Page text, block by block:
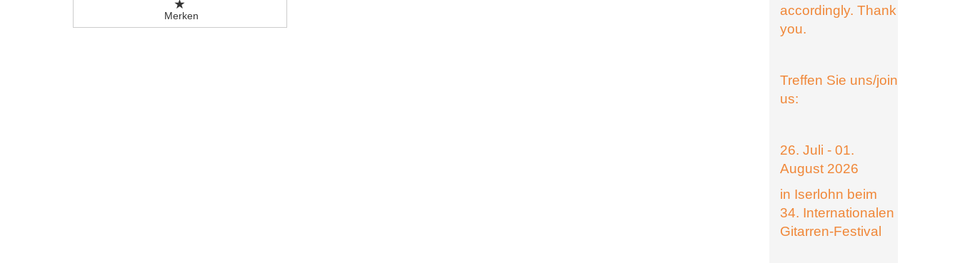
Merken
accordingly. Thank
you.
Treffen Sie uns/join
us:
26. Juli - 01.
August 2026
in Iserlohn beim
34. Internationalen
Gitarren-Festival